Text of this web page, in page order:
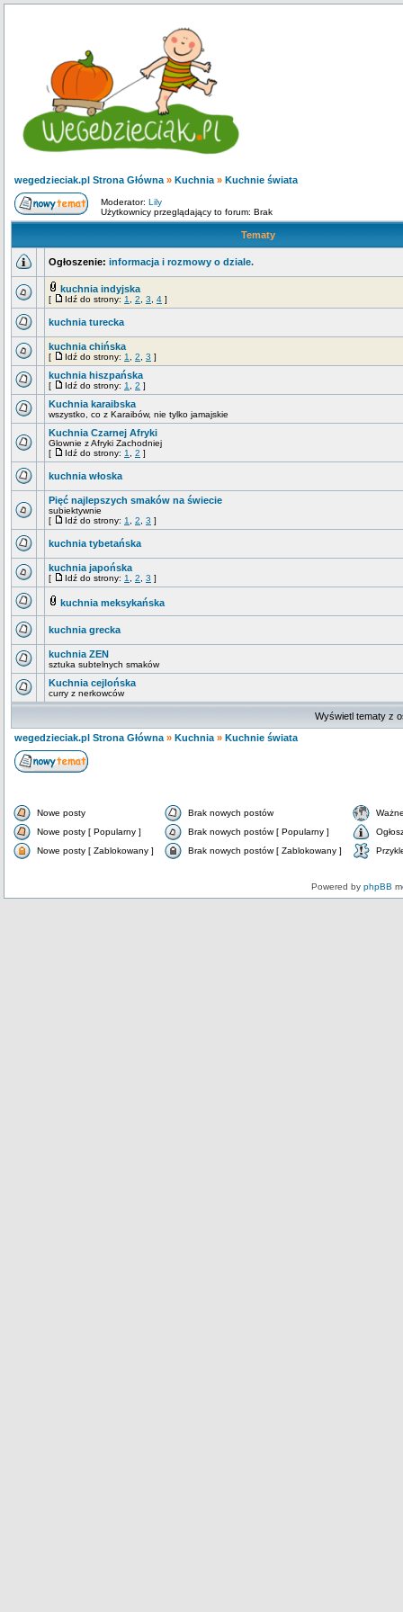
wegedzieciak.pl Strona Główna » Kuchnia » Kuchnie świata
Moderator: Lily
Użytkownicy przeglądający to forum: Brak
Tematy
Ogłoszenie: informacja i rozmowy o dziale.
kuchnia indyjska
[ Idź do strony: 1 2 3 4 ]
kuchnia turecka
kuchnia chińska
[ Idź do strony: 1 2 3 ]
kuchnia hiszpańska
[ Idź do strony: 1 2 ]
Kuchnia karaibska
wszystko, co z Karaibów, nie tylko jamajskie
Kuchnia Czarnej Afryki
Glownie z Afryki Zachodniej
[
Idź do strony: 1 2 ]
kuchnia włoska
Pięć najlepszych smaków na świecie
subiektywnie
[
Idź do strony: 1 2 3 ]
kuchnia tybetańska
kuchnia japońska
[ Idź do strony: 1 2 3 ]
kuchnia meksykańska
kuchnia grecka
kuchnia ZEN
sztuka subtelnych smaków
Kuchnia cejlońska
curry z nerkowców
Wyświetl tematy z
wegedzieciak.pl Strona Główna » Kuchnia » Kuchnie świata
Nowe posty Brak nowych postów
Nowe posty [ Popularny ]
Brak nowych postów [ Popularny ]
Nowe posty [ Zablokowany ]
Brak nowych postów [ Zablokowany ]
Powered by phpBB